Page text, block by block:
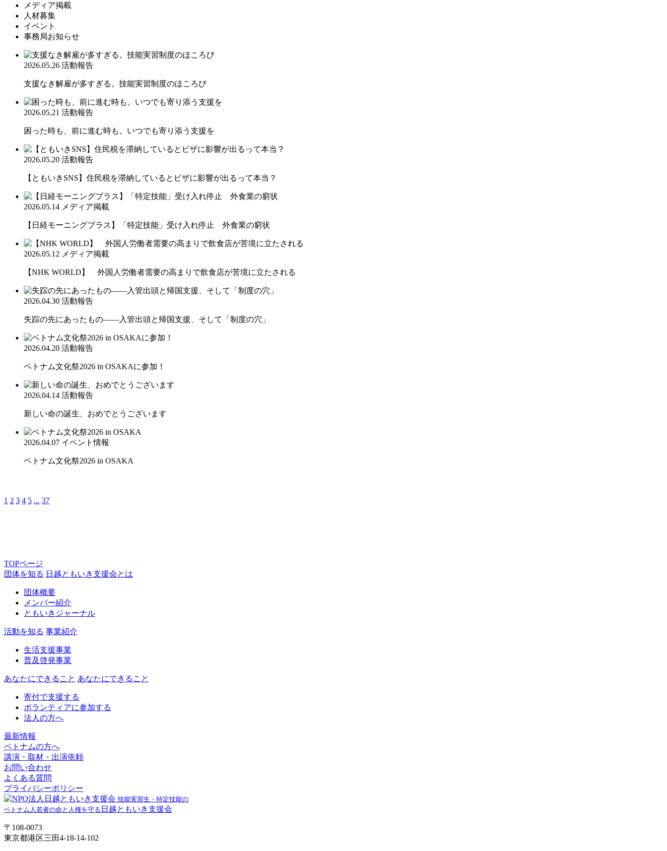
メディア掲載
人材募集
イベント
事務局お知らせ
2026.05.26 活動報告
支援なき解雇が多すぎる。技能実習制度のほころび
2026.05.21 活動報告
困った時も、前に進む時も。いつでも寄り添う支援を
2026.05.20 活動報告
【ともいきSNS】住民税を滞納しているとビザに影響が出るって本当？
2026.05.14 メディア掲載
【日経モーニングプラス】「特定技能」受け入れ停止 外食業の窮状
2026.05.12 メディア掲載
【NHK WORLD】 外国人労働者需要の高まりで飲食店が苦境に立たされる
2026.04.30 活動報告
失踪の先にあったもの――入管出頭と帰国支援、そして「制度の穴」
2026.04.20 活動報告
ベトナム文化祭2026 in OSAKAに参加！
2026.04.14 活動報告
新しい命の誕生、おめでとうございます
2026.04.07 イベント情報
ベトナム文化祭2026 in OSAKA
1 2 3 4 5 ... 37
TOPページ
団体を知る 日越ともいき支援会とは
団体概要
メンバー紹介
ともいきジャーナル
活動を知る 事業紹介
生活支援事業
普及啓発事業
あなたにできること あなたにできること
寄付で支援する
ボランティアに参加する
法人の方へ
最新情報
ベトナムの方へ
講演・取材・出演依頼
お問い合わせ
よくある質問
プライバシーポリシー
技能実習生・特定技能の
ベトナム人若者の命と人権を守る 日越ともいき支援会
〒108-0073
東京都港区三田4-18-14-102